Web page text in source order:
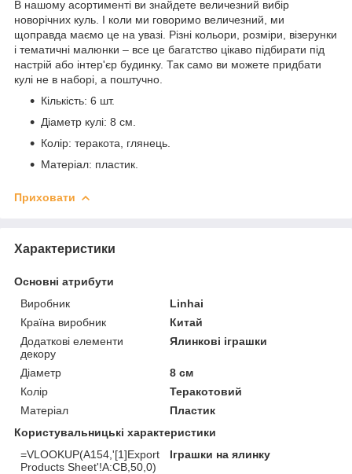
В нашому асортименті ви знайдете величезний вибір
новорічних куль. І коли ми говоримо величезний, ми
щоправда маємо це на увазі. Різні кольори, розміри, візерунки
і тематичні малюнки – все це багатство цікаво підбирати під
настрій або інтер'єр будинку. Так само ви можете придбати
кулі не в наборі, а поштучно.
Кількість: 6 шт.
Діаметр кулі: 8 см.
Колір: теракота, глянець.
Матеріал: пластик.
Приховати
Характеристики
Основні атрибути
Виробник
Linhai
Країна виробник
Китай
Додаткові елементи
декору
Ялинкові іграшки
Діаметр
8 см
Колір
Теракотовий
Матеріал
Пластик
Користувальницькі характеристики
=VLOOKUP(A154,'[1]Export
Products Sheet'!A:CB,50,0)
Іграшки на ялинку